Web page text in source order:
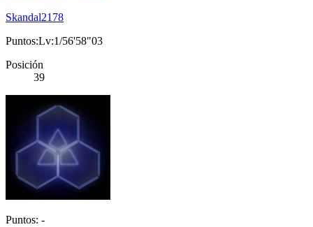
Skandal2178
Puntos:Lv:1/56'58"03
Posición
39
Puntos: -